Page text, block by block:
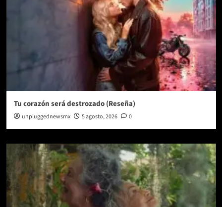
Tu corazón será destrozado (Reseña)
unpluggednewsmx 5 agosto, 2026 0